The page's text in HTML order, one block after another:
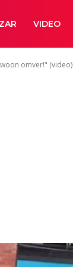
VIDEO
omver!" (video)